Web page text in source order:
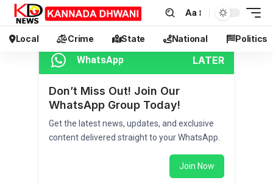
Aa
Local Crime State National Politics
WhatsApp LATER
Don’t Miss Out! Join Our
WhatsApp Group Today!
Get the latest news, updates, and exclusive
content delivered straight to your WhatsApp.
Join Now